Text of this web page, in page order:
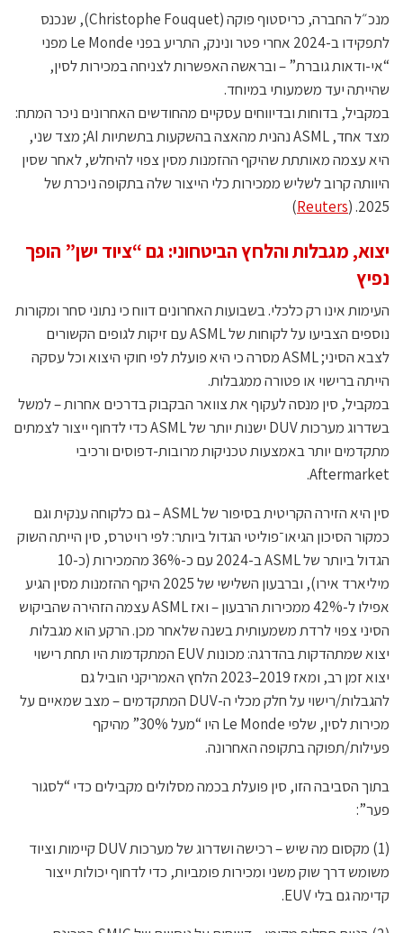
מנכ״ל החברה, כריסטוף פוקה (Christophe Fouquet), שנכנס
לתפקידו ב-2024 אחרי פטר ונינק, התריע בפני Le Monde מפני
“אי-ודאות גוברת” – ובראשה האפשרות לצניחה במכירות לסין,
שהייתה יעד משמעותי במיוחד.
במקביל, בדוחות ובדיווחים עסקיים מהחודשים האחרונים ניכר המתח:
מצד אחד, ASML נהנית מהאצה בהשקעות בתשתיות AI; מצד שני,
היא עצמה מאותתת שהיקף ההזמנות מסין צפוי להיחלש, לאחר שסין
היוותה קרוב לשליש ממכירות כלי הייצור שלה בתקופה ניכרת של
2025. (
Reuters
)
יצוא, מגבלות והלחץ הביטחוני: גם “ציוד ישן” הופך
נפיץ
העימות אינו רק כלכלי. בשבועות האחרונים דווח כי נתוני סחר ומקורות
נוספים הצביעו על לקוחות של ASML עם זיקות לגופים הקשורים
לצבא הסיני; ASML מסרה כי היא פועלת לפי חוקי היצוא וכל עסקה
הייתה ברישוי או פטורה ממגבלות.
במקביל, סין מנסה לעקוף את צוואר הבקבוק בדרכים אחרות – למשל
בשדרוג מערכות DUV ישנות יותר של ASML כדי לדחוף ייצור לצמתים
מתקדמים יותר באמצעות טכניקות מרובות-דפוסים ורכיבי
Aftermarket.
סין היא הזירה הקריטית בסיפור של ASML – גם כלקוחה ענקית וגם
כמקור הסיכון הגיאו־פוליטי הגדול ביותר: לפי רויטרס, סין הייתה השוק
הגדול ביותר של ASML ב-2024 עם כ-36% מהמכירות (כ-10
מיליארד אירו), וברבעון השלישי של 2025 היקף ההזמנות מסין הגיע
אפילו ל-42% ממכירות הרבעון – ואז ASML עצמה הזהירה שהביקוש
הסיני צפוי לרדת משמעותית בשנה שלאחר מכן. הרקע הוא מגבלות
יצוא שמתהדקות בהדרגה: מכונות EUV המתקדמות היו תחת רישוי
יצוא זמן רב, ומאז 2019–2023 הלחץ האמריקני הוביל גם
להגבלות/רישוי על חלק מכלי ה-DUV המתקדמים – מצב שמאיים על
מכירות לסין, שלפי Le Monde היו “מעל 30%” מהיקף
פעילות/תפוקה בתקופה האחרונה.
בתוך הסביבה הזו, סין פועלת בכמה מסלולים מקבילים כדי “לסגור
פער”:
(1) מקסום מה שיש – רכישה ושדרוג של מערכות DUV קיימות וציוד
משומש דרך שוק משני ומכירות פומביות, כדי לדחוף יכולות ייצור
קדימה גם בלי EUV.